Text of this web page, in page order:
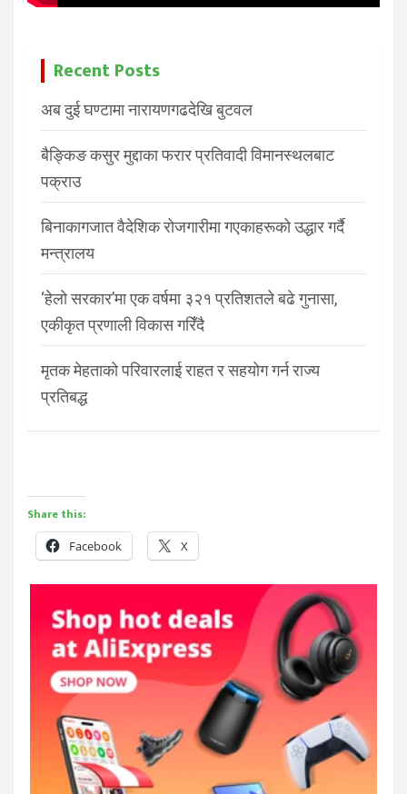
Recent Posts
अब दुई घण्टामा नारायणगढदेखि बुटवल
बैङ्किङ कसुर मुद्दाका फरार प्रतिवादी विमानस्थलबाट
पक्राउ
बिनाकागजात वैदेशिक रोजगारीमा गएकाहरूको उद्धार गर्दै
मन्त्रालय
‘हेलो सरकार’मा एक वर्षमा ३२१ प्रतिशतले बढे गुनासा,
एकीकृत प्रणाली विकास गरिँदै
मृतक मेहताको परिवारलाई राहत र सहयोग गर्न राज्य
प्रतिबद्ध
Share this:
Facebook X